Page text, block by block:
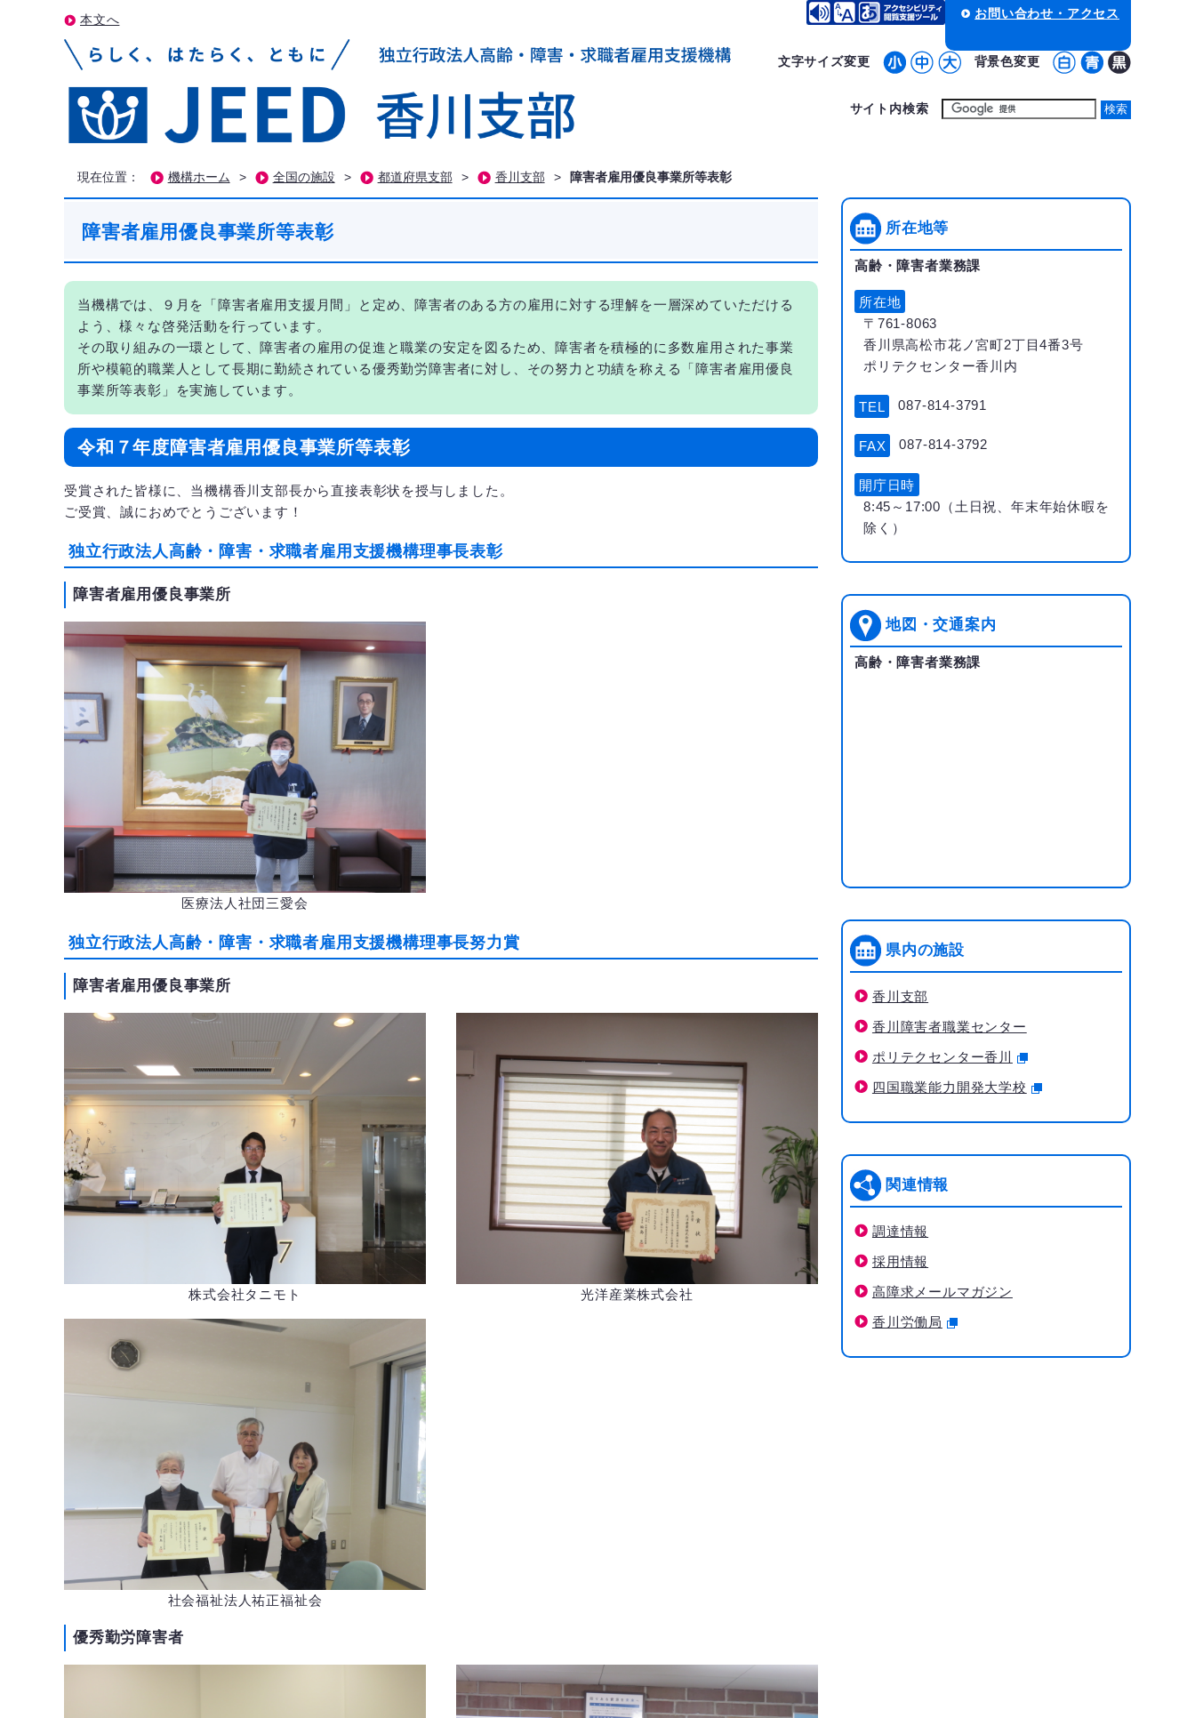
本文へ お問い合わせ・アクセス
文字サイズ変更 背景色変更
サイト内検索
現在位置： 機構ホーム > 全国の施設 > 都道府県支部 > 香川支部 > 障害者雇用優良事業所等表彰
障害者雇用優良事業所等表彰
当機構では、９月を「障害者雇用支援月間」と定め、障害者のある方の雇用に対する理解を一層深めていただける
よう、様々な啓発活動を行っています。
その取り組みの一環として、障害者の雇用の促進と職業の安定を図るため、障害者を積極的に多数雇用された事業
所や模範的職業人として長期に勤続されている優秀勤労障害者に対し、その努力と功績を称える「障害者雇用優良
事業所等表彰」を実施しています。
令和７年度障害者雇用優良事業所等表彰
受賞された皆様に、当機構香川支部長から直接表彰状を授与しました。
ご受賞、誠におめでとうございます！
独立行政法人高齢・障害・求職者雇用支援機構理事長表彰
障害者雇用優良事業所
医療法人社団三愛会
独立行政法人高齢・障害・求職者雇用支援機構理事長努力賞
障害者雇用優良事業所
株式会社タニモト 光洋産業株式会社
社会福祉法人祐正福祉会
優秀勤労障害者
所在地等
高齢・障害者業務課
所在地
〒761-8063
香川県高松市花ノ宮町2丁目4番3号
ポリテクセンター香川内
TEL 087-814-3791
FAX 087-814-3792
開庁日時
8:45～17:00（土日祝、年末年始休暇を
除く）
地図・交通案内
高齢・障害者業務課
県内の施設
香川支部
香川障害者職業センター
ポリテクセンター香川
四国職業能力開発大学校
関連情報
調達情報
採用情報
高障求メールマガジン
香川労働局